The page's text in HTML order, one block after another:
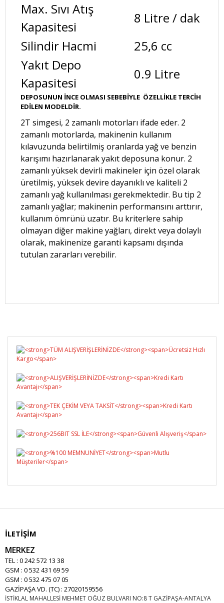
Max. Sıvı Atış
Kapasitesi
8 Litre / dak
Silindir Hacmi
25,6 cc
Yakıt Depo
Kapasitesi
0.9 Litre
DEPOSUNUN İNCE OLMASI SEBEBİYLE ÖZELLİKLE TERCİH
EDİLEN MODELDİR.
2T simgesi, 2 zamanlı motorları ifade eder. 2
zamanlı motorlarda, makinenin kullanım
kılavuzunda belirtilmiş oranlarda yağ ve benzin
karışımı hazırlanarak yakıt deposuna konur. 2
zamanlı yüksek devirli makineler için özel olarak
üretilmiş, yüksek devire dayanıklı ve kaliteli 2
zamanlı yağ kullanılması gerekmektedir. Bu tip 2
zamanlı yağlar; makinenin performansını arttırır,
kullanım ömrünü uzatır. Bu kriterlere sahip
olmayan diğer makine yağları, direkt veya dolaylı
olarak, makinenize garanti kapsamı dışında
tutulan zararları verebilir.
Yorum Yaz
İLETİŞİM
MERKEZ
TEL : 0 242 572 13 38
GSM : 0 532 431 69 59
GSM : 0 532 475 07 05
GAZİPAŞA VD. (TC) : 27020159556
İSTİKLAL MAHALLESİ MEHMET OĞUZ BULVARI NO:8 T GAZİPAŞA-ANTALYA